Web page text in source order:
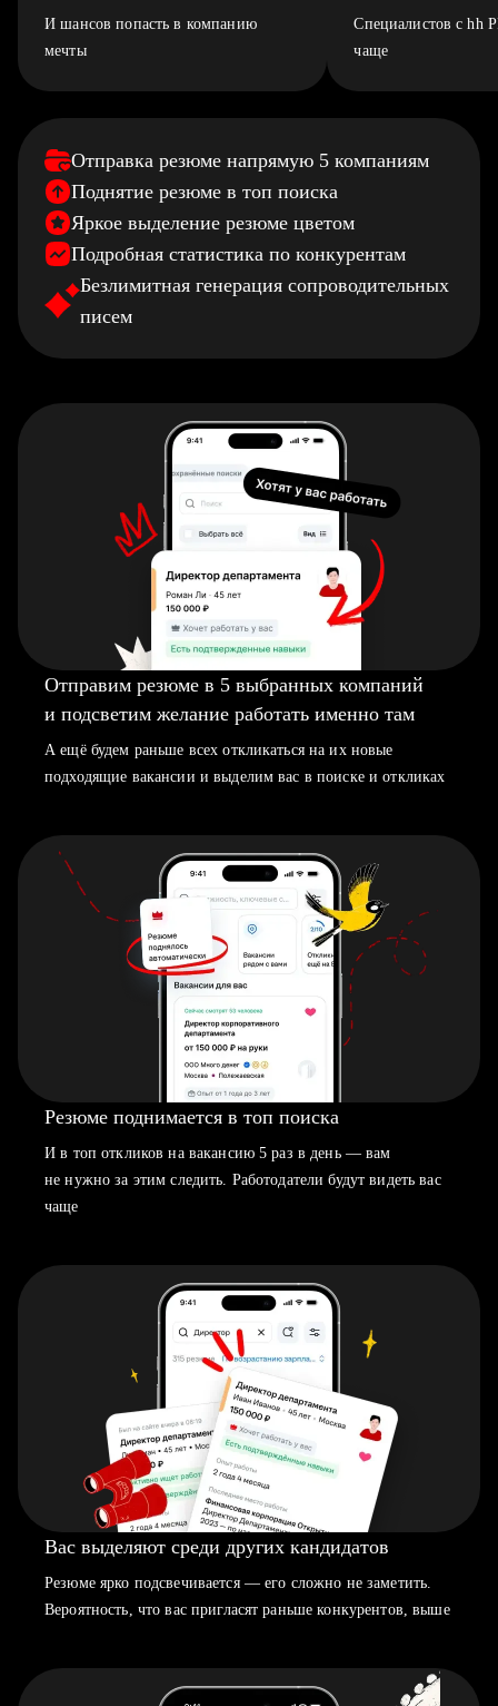
И шансов попасть в компанию
мечты
Специалистов с hh
чаще
Отправка резюме напрямую 5 компаниям
Поднятие резюме в топ поиска
Яркое выделение резюме цветом
Подробная статистика по конкурентам
Безлимитная генерация сопроводительных
писем
Отправим резюме в 5 выбранных компаний
и подсветим желание работать именно там
А ещё будем раньше всех откликаться на их новые
подходящие вакансии и выделим вас в поиске и откликах
Резюме поднимается в топ поиска
И в топ откликов на вакансию 5 раз в день — вам
не нужно за этим следить. Работодатели будут видеть вас
чаще
Вас выделяют среди других кандидатов
Резюме ярко подсвечивается — его сложно не заметить.
Вероятность, что вас пригласят раньше конкурентов, выше